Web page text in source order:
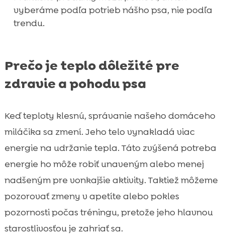
vyberáme podľa potrieb nášho psa, nie podľa
trendu.
Prečo je teplo dôležité pre
zdravie a pohodu psa
Keď teploty klesnú, správanie našeho domáceho
miláčika sa zmení. Jeho telo vynakladá viac
energie na udržanie tepla. Táto zvýšená potreba
energie ho môže robiť unaveným alebo menej
nadšeným pre vonkajšie aktivity. Taktiež môžeme
pozorovať zmeny v apetíte alebo pokles
pozornosti počas tréningu, pretože jeho hlavnou
starostlivosťou je zahriať sa.